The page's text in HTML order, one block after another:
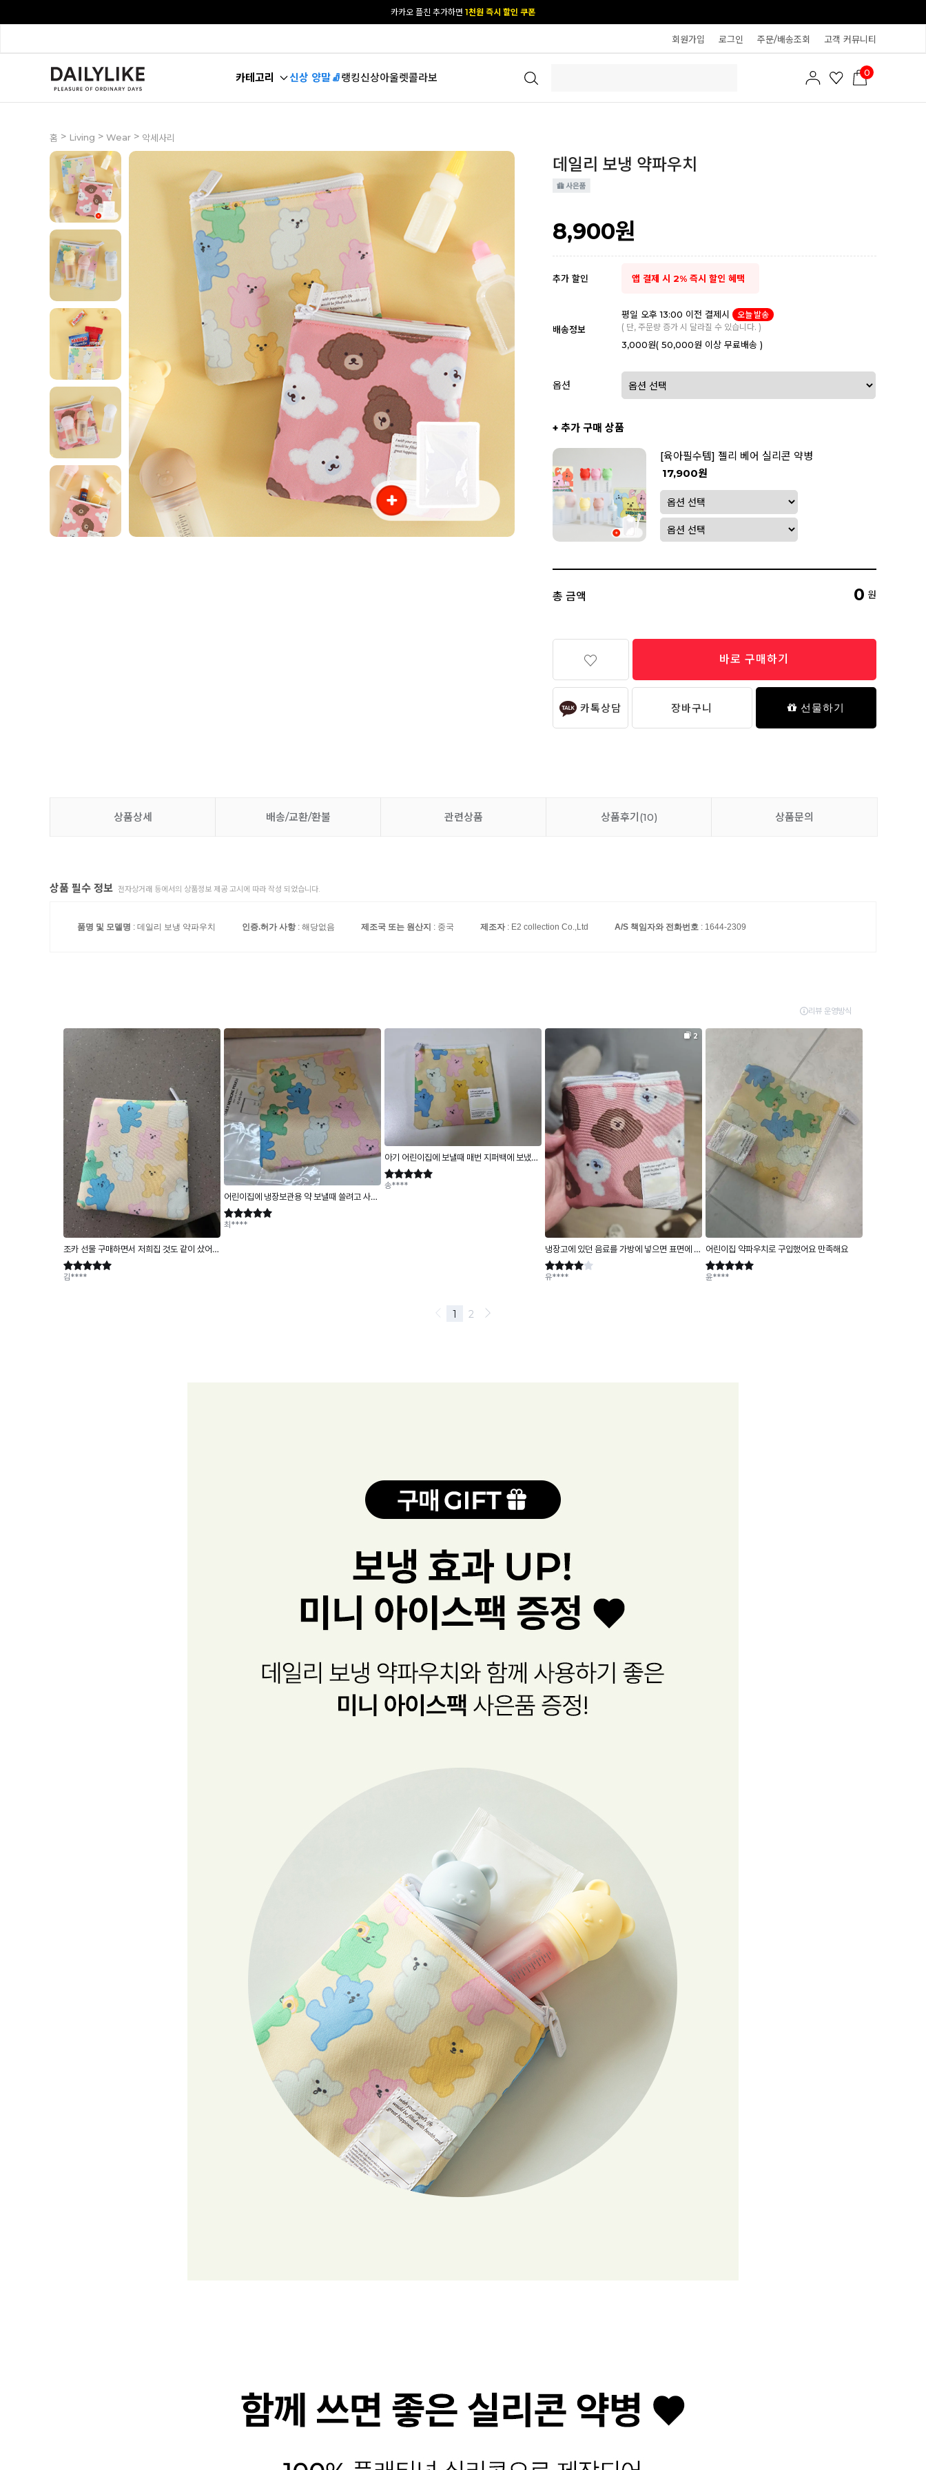
[공식몰 단독] 앱 다운받고2% 결제 할인 받기
회원가입 로그인 주문/배송조회 고객 커뮤니티
카테고리 신상 양말🧦랭킹신상아울렛콜라보 0
홈 > Living > Wear > 악세사리
데일리 보냉 약파우치
8,900원
추가 할인 앱 결제 시 2% 즉시 할인 혜택
배송정보
평일 오후 13:00 이전 결제시
오늘 발송
( 단, 주문량 증가 시 달라질 수 있습니다. )
3,000원( 50,000원 이상 무료배송 )
옵션
+ 추가 구매 상품
[육아필수템] 젤리 베어 실리콘 약병
17,900원
[육아필수템] 비숑 실리콘 약병
총 금액
0 원
바로 구매하기
카톡상담 장바구니 선물하기
상품상세 배송/교환/환불 관련상품 상품후기(10) 상품문의
상품 필수 정보 전자상거래 등에서의 상품정보 제공 고시에 따라 작성 되었습니다.
품명 및 모델명 : 데일리 보냉 약파우치 인증.허가 사항: 해당없음 제조국 또는 원산지 : 중국 제조자: E2 collection Co.,Ltd A/S 책임자와 전화번호 : 1644-2309